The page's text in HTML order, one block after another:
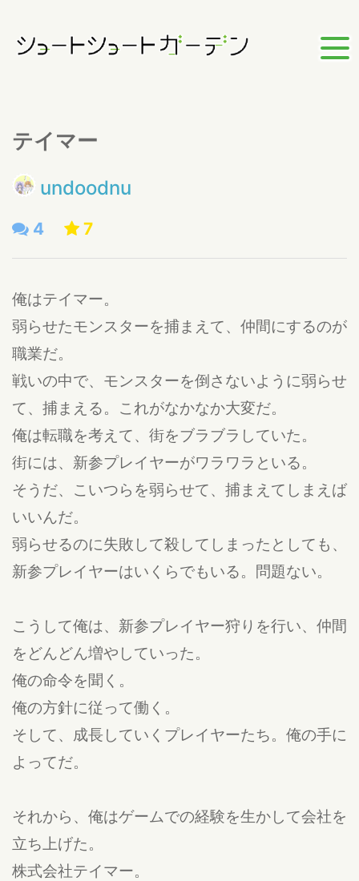
テイマー
undoodnu
4 7
俺はテイマー。
弱らせたモンスターを捕まえて、仲間にするのが
職業だ。
戦いの中で、モンスターを倒さないように弱らせ
て、捕まえる。これがなかなか大変だ。
俺は転職を考えて、街をブラブラしていた。
街には、新参プレイヤーがワラワラといる。
そうだ、こいつらを弱らせて、捕まえてしまえば
いいんだ。
弱らせるのに失敗して殺してしまったとしても、
新参プレイヤーはいくらでもいる。問題ない。
こうして俺は、新参プレイヤー狩りを行い、仲間
をどんどん増やしていった。
俺の命令を聞く。
俺の方針に従って働く。
そして、成長していくプレイヤーたち。俺の手に
よってだ。
それから、俺はゲームでの経験を生かして会社を
立ち上げた。
株式会社テイマー。